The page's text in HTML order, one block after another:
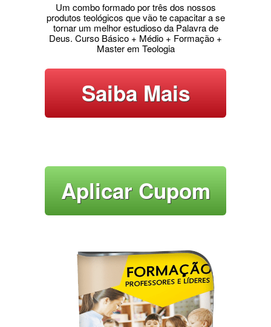
Um combo formado por três dos nossos
produtos teológicos que vão te capacitar a se
tornar um melhor estudioso da Palavra de
Deus. Curso Básico + Médio + Formação +
Master em Teologia
Saiba Mais
Aplicar Cupom